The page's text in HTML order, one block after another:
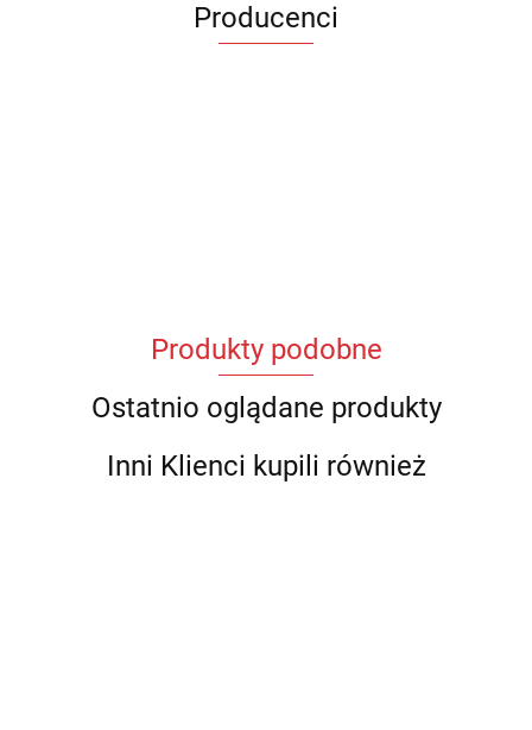
Producenci
Produkty podobne
Ostatnio oglądane produkty
Inni Klienci kupili również